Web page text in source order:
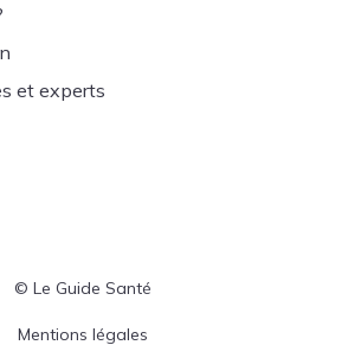
et experts
© Le Guide Santé
Menu Pied de page
Mentions légales